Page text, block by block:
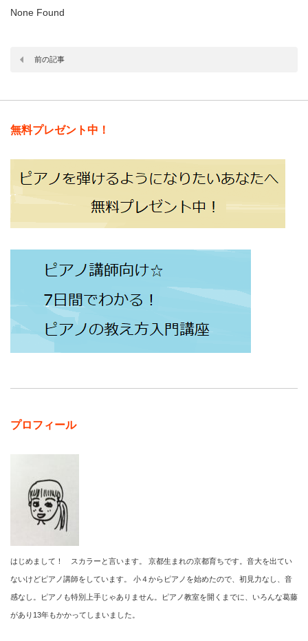
None Found
前の記事
無料プレゼント中！
プロフィール
はじめまして！ スカラーと言います。 京都生まれの京都育ちです。音大を出てい
ないけどピアノ講師をしています。 小４からピアノを始めたので、初見力なし、音
感なし。ピアノも特別上手じゃありません。ピアノ教室を開くまでに、いろんな葛藤
があり13年もかかってしまいました。